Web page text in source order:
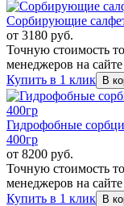
Сорбирующие
от 3180 руб.
Точную стоимость
менеджеров на
Купить в 1 клик
Гидрофобные
400гр
от 8200 руб.
Точную стоимость
менеджеров на
Купить в 1 клик